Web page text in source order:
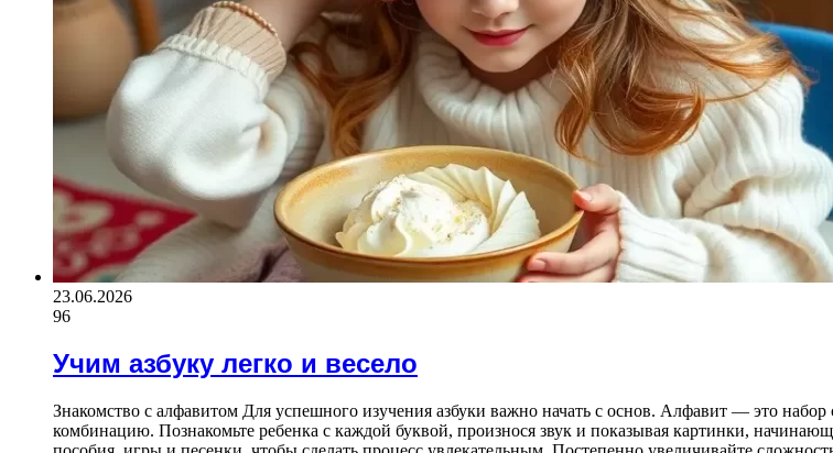
23.06.2026
96
Учим азбуку легко и весело
Знакомство с алфавитом Для успешного изучения азбуки важно начать с основ. Алфавит — это
комбинацию. Познакомьте ребенка с каждой буквой, произнося звук и показывая картинки,